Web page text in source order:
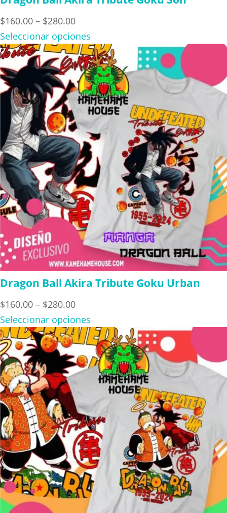
$160.00 – $280.00Price
range:
$160.00
through
$280.00
Seleccionar opciones
Dragon Ball Akira Tribute Goku Urban
$160.00 – $280.00Price
range:
$160.00
through
$280.00
Seleccionar opciones